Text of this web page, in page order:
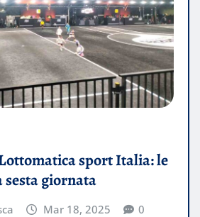
sport Italia: le
giornata
Mar 18, 2025 0